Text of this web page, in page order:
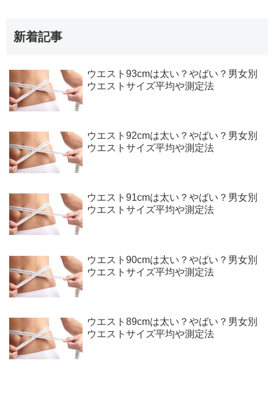
新着記事
ウエスト93cmは太い？やばい？男女別
ウエストサイズ平均や測定法
ウエスト92cmは太い？やばい？男女別
ウエストサイズ平均や測定法
ウエスト91cmは太い？やばい？男女別
ウエストサイズ平均や測定法
ウエスト90cmは太い？やばい？男女別
ウエストサイズ平均や測定法
ウエスト89cmは太い？やばい？男女別
ウエストサイズ平均や測定法